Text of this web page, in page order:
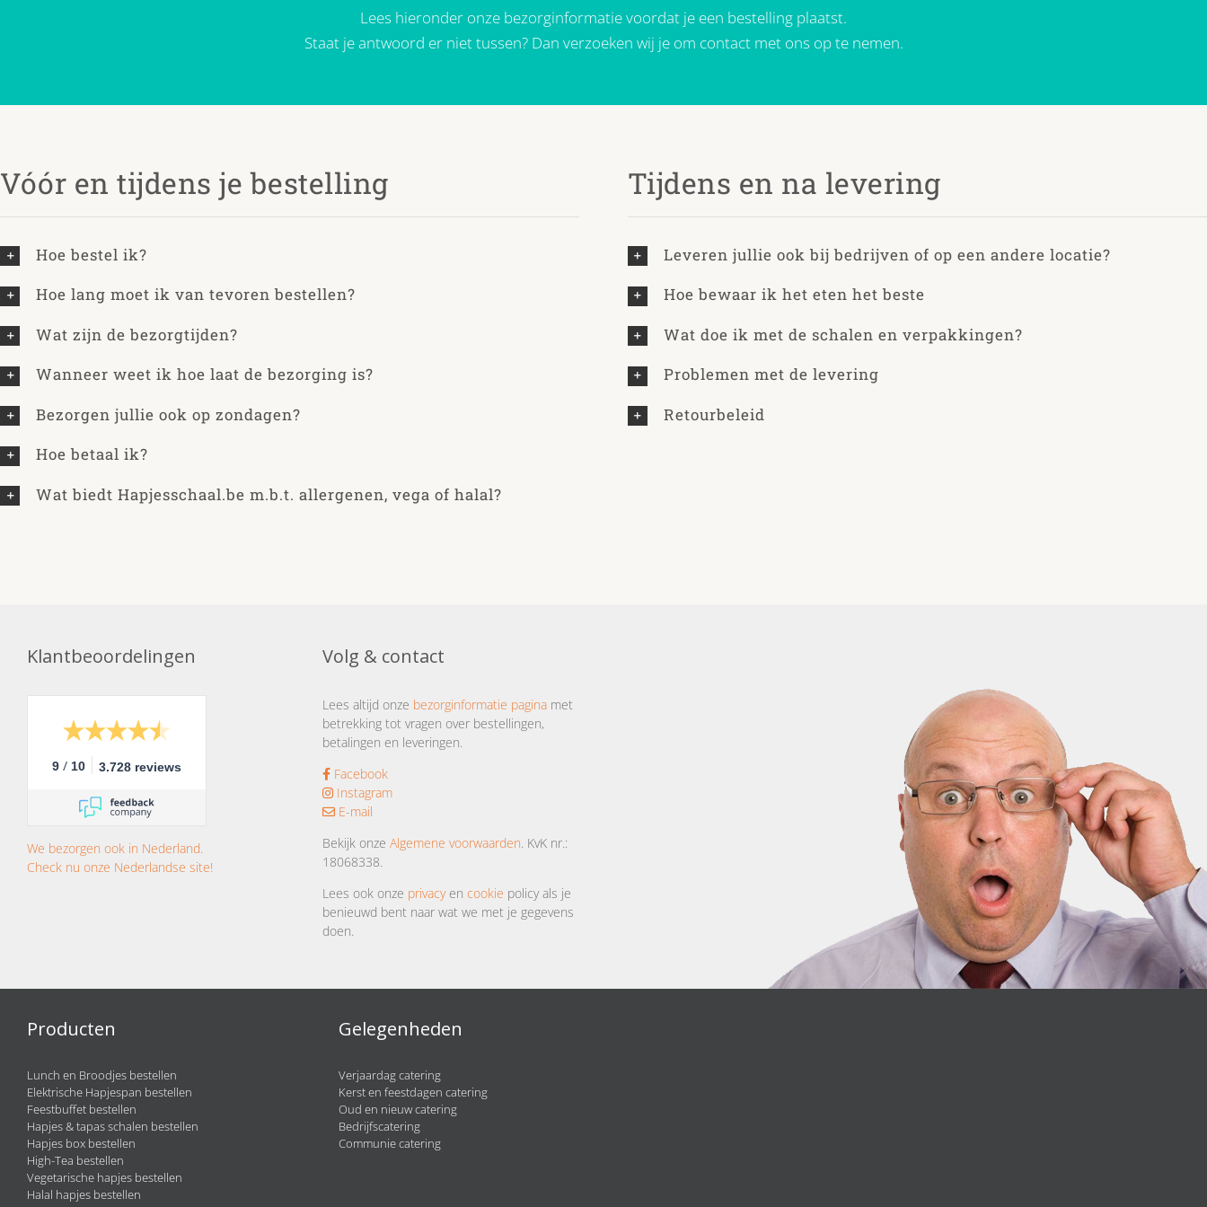
Lees hieronder onze bezorginformatie voordat je een bestelling plaatst.
Staat je antwoord er niet tussen? Dan verzoeken wij je om contact met ons op te nemen.
Vóór en tijdens je bestelling
Hoe bestel ik?
Hoe lang moet ik van tevoren bestellen?
Wat zijn de bezorgtijden?
Wanneer weet ik hoe laat de bezorging is?
Bezorgen jullie ook op zondagen?
Hoe betaal ik?
Wat biedt Hapjesschaal.be m.b.t. allergenen, vega of halal?
Tijdens en na levering
Leveren jullie ook bij bedrijven of op een andere locatie?
Hoe bewaar ik het eten het beste
Wat doe ik met de schalen en verpakkingen?
Problemen met de levering
Retourbeleid
Klantbeoordelingen
9 / 10 3.728 reviews
We bezorgen ook in Nederland.
Check nu onze Nederlandse site!
Volg & contact
Lees altijd onze bezorginformatie paginamet
betrekking tot vragen over bestellingen,
betalingen en leveringen.
Facebook
Instagram
E-mail
Bekijk onze Algemene voorwaarden. KvK nr.:
18068338.
Lees ook onze privacyen cookie policy als je
benieuwd bent naar wat we met je gegevens
doen.
Producten
Lunch en Broodjes bestellen
Elektrische Hapjespan bestellen
Feestbuffet bestellen
Hapjes & tapas schalen bestellen
Hapjes box bestellen
High-Tea bestellen
Vegetarische hapjes bestellen
Halal hapjes bestellen
Gelegenheden
Verjaardag catering
Kerst en feestdagen catering
Oud en nieuw catering
Bedrijfscatering
Communie catering